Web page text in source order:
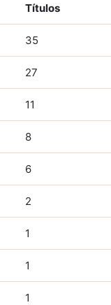
Títulos
35
27
11
8
6
2
1
1
1